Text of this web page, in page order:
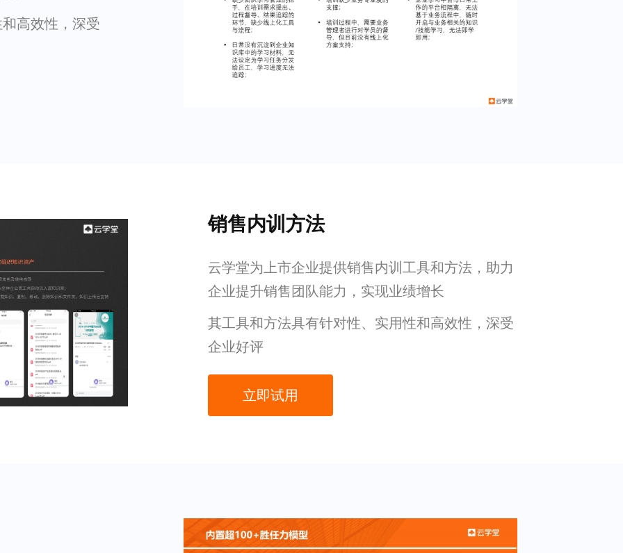
高效性，深受
销售内训方法
云学堂为上市企业提供销售内训工具和方法，助力
企业提升销售团队能力，实现业绩增长
其工具和方法具有针对性、实用性和高效性，深受
企业好评
立即试用